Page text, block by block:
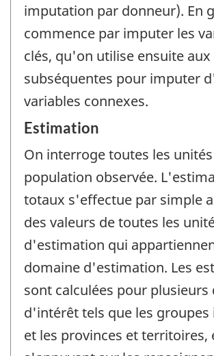
imputation par donneur). En
commence par imputer les
clés, qu'on utilise ensuite aux
subséquentes pour imputer
variables connexes.
Estimation
On interroge toutes les
population observée.
totaux s'effectue par simple
des valeurs de toutes les
d'estimation qui
domaine d'estimation. Les
sont calculées pour plusieurs
d'intérêt tels que les groupes
et les provinces et territoires,